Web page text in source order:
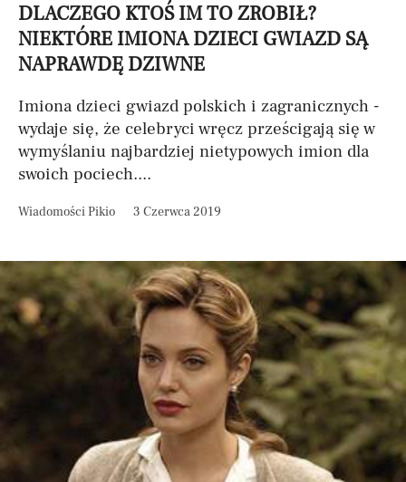
DLACZEGO KTOŚ IM TO ZROBIŁ?
NIEKTÓRE IMIONA DZIECI GWIAZD SĄ
NAPRAWDĘ DZIWNE
Imiona dzieci gwiazd polskich i zagranicznych -
wydaje się, że celebryci wręcz prześcigają się w
wymyślaniu najbardziej nietypowych imion dla
swoich pociech....
Wiadomości Pikio 3 Czerwca 2019